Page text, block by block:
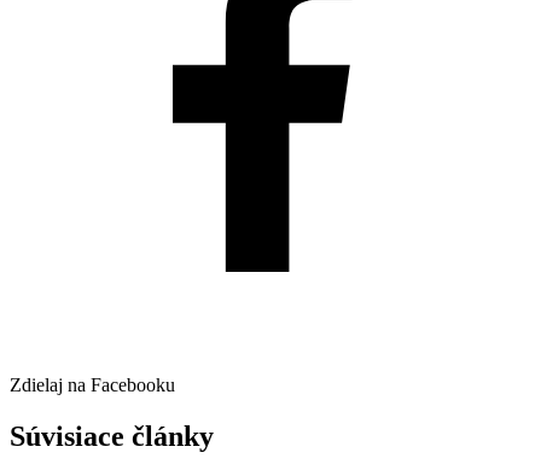
Zdielaj na Facebooku
Súvisiace články